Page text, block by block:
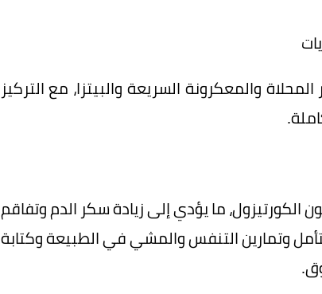
والمعكرونة السريعة والبيتزا، مع التركيز
الكورتيزول، ما يؤدي إلى زيادة سكر الدم وتفاقم
وتمارين التنفس والمشي في الطبيعة وكتابة